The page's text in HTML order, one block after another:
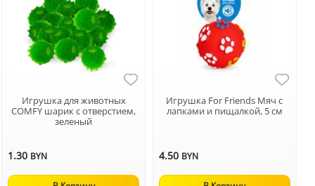
Игрушка для животных
COMFY шарик с отверстием,
зеленый
1.30 BYN
Игрушка For Friends Мяч с
лапками и пищалкой, 5 см
4.50 BYN